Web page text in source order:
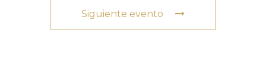
Siguiente evento